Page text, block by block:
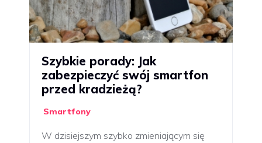
Szybkie porady: Jak
zabezpieczyć swój smartfon
przed kradzieżą?
Smartfony
W dzisiejszym szybko zmieniającym się